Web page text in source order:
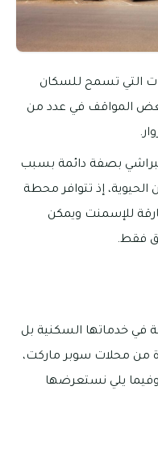
التي تسمح للسكان
المواقف في عدد من
بصفة دائمة بسبب
إذ تتوافر محطة
للإسمنت ويمكن
في خدماتها السكنية بل
من محلات سوبر ماركت،
وفيما يلي نستعرضها